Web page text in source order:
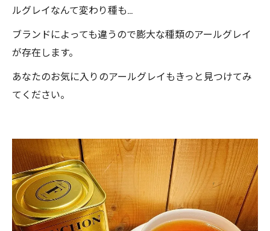
ルグレイなんて変わり種も…
ブランドによっても違うので膨大な種類のアールグレイ
が存在します。
あなたのお気に入りのアールグレイもきっと見つけてみ
てください。